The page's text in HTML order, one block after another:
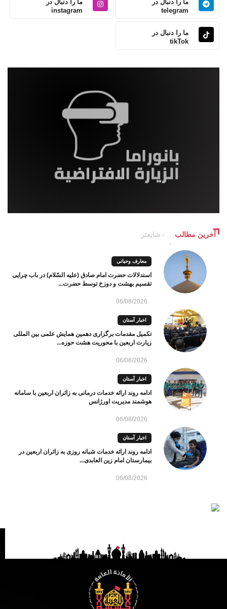
ما را دنبال در
telegram
ما را دنبال در
instagram
ما را دنبال در
tikTok
آخرین مطالب شایعتر
معارف وحیانی
استدلالات حضرت امام صادق (علیه السّلام) در باب چرایی
تقسیم بهشت و دوزخ توسط حضرت...
06/08/2026
اخبار آستان
تکمیل مقدمات برگزاری دهمین همایش علمی بین المللی
زیارت اربعین با محوریت هشت حوزه...
06/08/2026
اخبار آستان
ادامه روند ارائه خدمات درمانی به زائران اربعین با سامانه
هوشمند مدیریت اورژانس
06/08/2026
اخبار آستان
ادامه روند ارائه خدمات شبانه روزی به زائران اربعین در
بیمارستان امام زین العابدی...
06/08/2026